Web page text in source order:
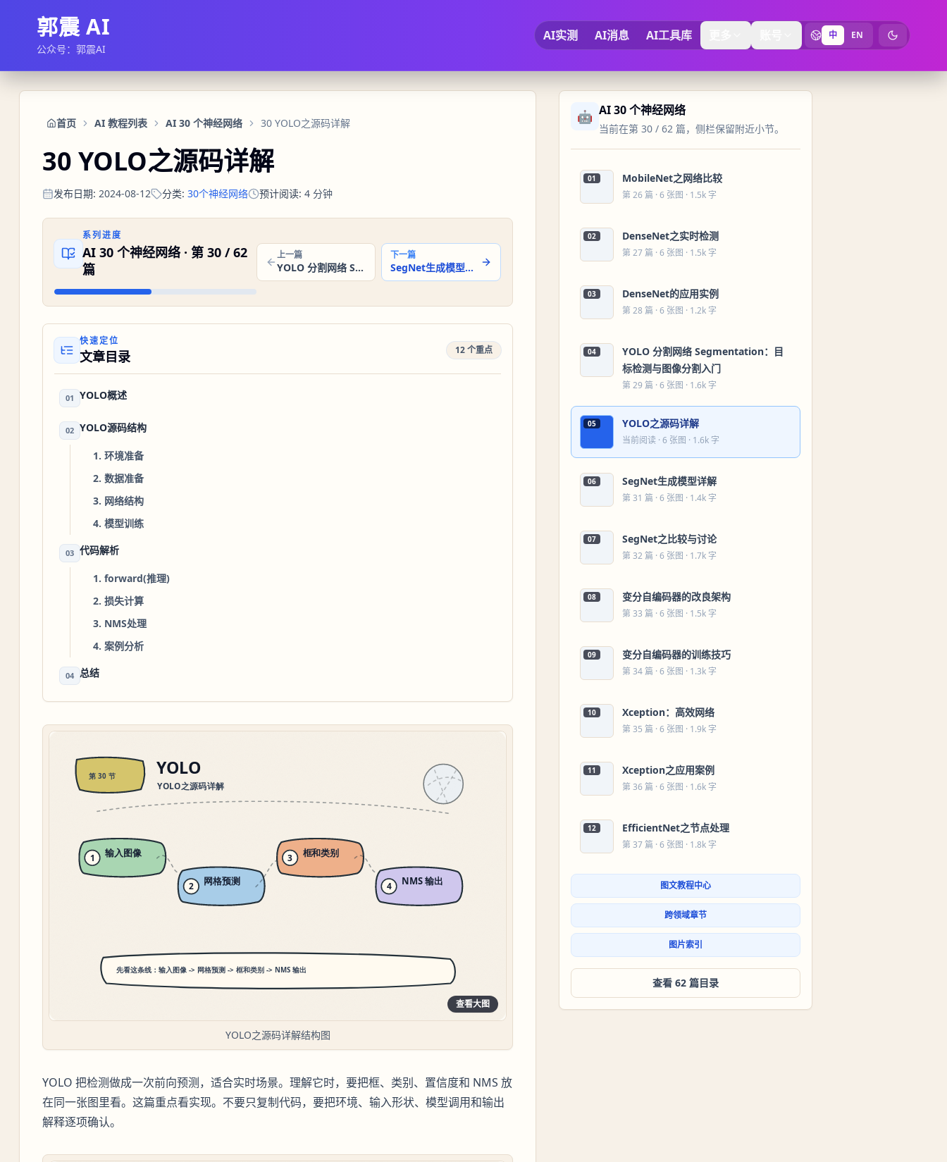
郭震 AI
公众号：郭震AI
AI实测 AI消息 AI工具库 中 EN 切换为暗黑
首页 AI 教程列表 AI 30 个神经网络 30 YOLO之源码详解
30 YOLO之源码详解
发布日期: 2024-08-12 分类: 30个神经网络 预计阅读: 4 分钟
系列进度
AI 30 个神经网络· 第 30/62
篇
上一篇
YOLO 分割网络 Segmentation：目标检测与图像分割入门
下一篇
SegNet生成模型详解
快速定位
文章目录 12 个重点
01 YOLO概述
02 YOLO源码结构
1. 环境准备
2. 数据准备
3. 网络结构
4. 模型训练
03 代码解析
1. forward(推理)
2. 损失计算
3. NMS处理
4. 案例分析
04 总结
查看大图
YOLO之源码详解结构图
YOLO 把检测做成一次前向预测，适合实时场景。理解它时，要把框、类别、置信度和 NMS 放
在同一张图里看。这篇重点看实现。不要只复制代码，要把环境、输入形状、模型调用和输出
解释逐项确认。
🤖 AI 30 个神经网络
当前在第 30 / 62 篇，侧栏保留附近小节。
01 MobileNet之网络比较
第 26 篇 · 6 张图 · 1.5k 字
02 DenseNet之实时检测
第 27 篇 · 6 张图 · 1.5k 字
03 DenseNet的应用实例
第 28 篇 · 6 张图 · 1.2k 字
04
YOLO 分割网络 Segmentation：目
标检测与图像分割入门
第 29 篇 · 6 张图 · 1.6k 字
05 YOLO之源码详解
当前阅读 · 6 张图 · 1.6k 字
06 SegNet生成模型详解
第 31 篇 · 6 张图 · 1.4k 字
07 SegNet之比较与讨论
第 32 篇 · 6 张图 · 1.7k 字
08 变分自编码器的改良架构
第 33 篇 · 6 张图 · 1.5k 字
09 变分自编码器的训练技巧
第 34 篇 · 6 张图 · 1.3k 字
10 Xception：高效网络
第 35 篇 · 6 张图 · 1.9k 字
11 Xception之应用案例
第 36 篇 · 6 张图 · 1.6k 字
12 EfficientNet之节点处理
第 37 篇 · 6 张图 · 1.8k 字
图文教程中心
跨领域章节
图片索引
查看 62 篇目录